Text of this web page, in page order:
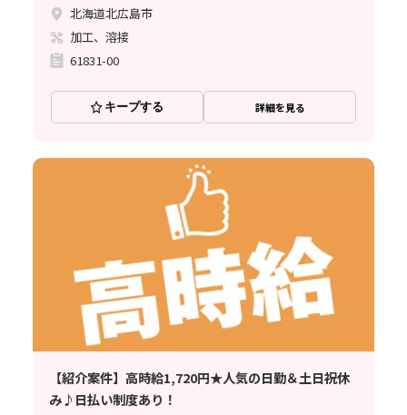
北海道北広島市
加工、溶接
61831-00
キープする 詳細を見る
【紹介案件】高時給1,720円★人気の日勤＆土日祝休
み♪日払い制度あり！